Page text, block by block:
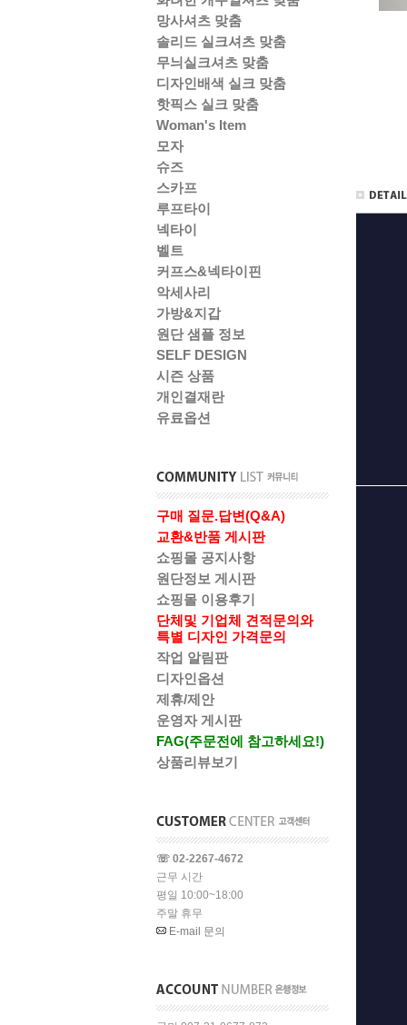
망사셔츠 맞춤
솔리드 실크셔츠 맞춤
무늬실크셔츠 맞춤
디자인배색 실크 맞춤
핫픽스 실크 맞춤
Woman's Item
모자
슈즈
스카프
루프타이
넥타이
벨트
커프스&넥타이핀
악세사리
가방&지갑
원단 샘플 정보
SELF DESIGN
시즌 상품
개인결재란
유료옵션
구매 질문.답변(Q&A)
교환&반품 게시판
쇼핑몰 공지사항
원단정보 게시판
쇼핑몰 이용후기
단체및 기업체 견적문의와
특별 디자인 가격문의
작업 알림판
디자인옵션
제휴/제안
운영자 게시판
FAG(주문전에 참고하세요!)
상품리뷰보기
☏ 02-2267-4672
근무 시간
평일 10:00~18:00
주말 휴무
E-mail 문의